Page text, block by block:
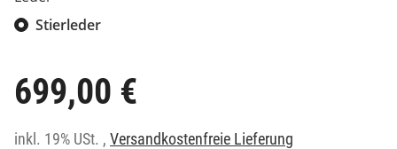
Stierleder
699,00 €
inkl. 19% USt. , Versandkostenfreie Lieferung